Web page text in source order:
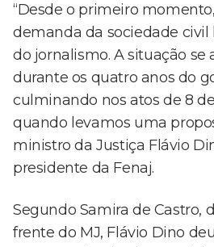
“Desde o primeiro
demanda da sociedade
do jornalismo. A situação se
durante os quatro anos do
culminando nos atos de 8
quando levamos uma
ministro da Justiça Flávio
presidente da Fenaj.
Segundo Samira de Castro,
frente do MJ, Flávio Dino